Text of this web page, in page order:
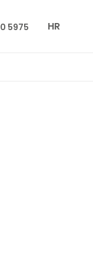
5975 HR